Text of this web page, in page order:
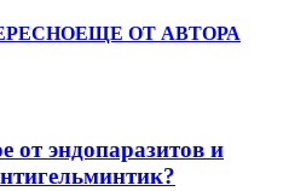
ЕЩЕ ОТ АВТОРА
от эндопаразитов и